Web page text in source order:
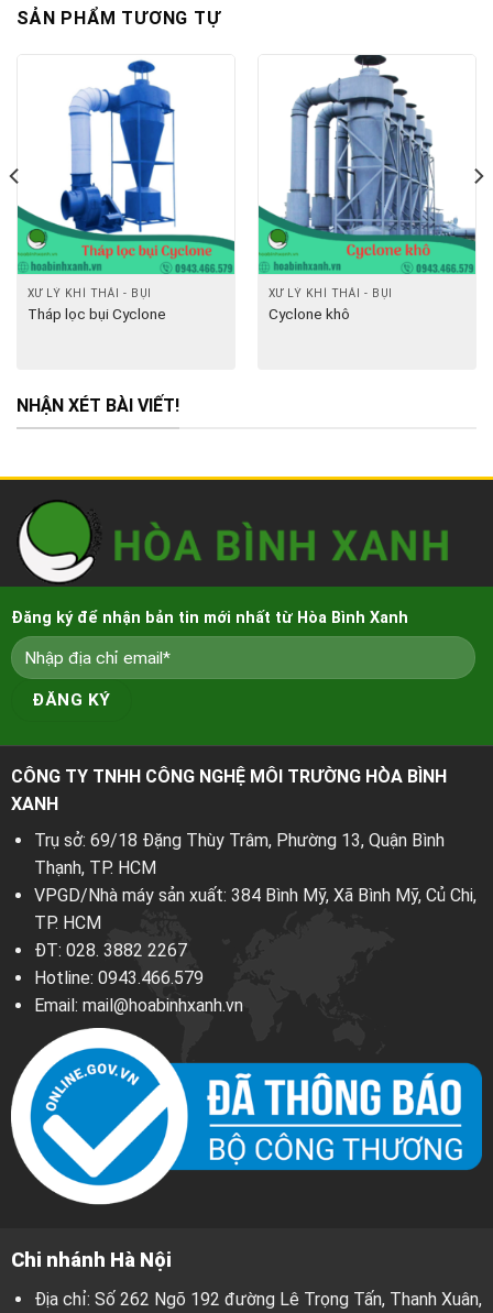
SẢN PHẨM TƯƠNG TỰ
XỬ LÝ KHÍ THẢI - BỤI
Tháp lọc bụi Cyclone
XỬ LÝ KHÍ THẢI - BỤI
Cyclone khô
NHẬN XÉT BÀI VIẾT!
Đăng ký để nhận bản tin mới nhất từ Hòa Bình Xanh
CÔNG TY TNHH CÔNG NGHỆ MÔI TRƯỜNG HÒA BÌNH
XANH
Trụ sở: 69/18 Đặng Thùy Trâm, Phường 13, Quận Bình
Thạnh, TP. HCM
VPGD/Nhà máy sản xuất: 384 Bình Mỹ, Xã Bình Mỹ, Củ Chi,
TP. HCM
ĐT: 028. 3882 2267
Hotline: 0943.466.579
Email: mail@hoabinhxanh.vn
Chi nhánh Hà Nội
Địa chỉ: Số 262 Ngõ 192 đường Lê Trọng Tấn, Thanh Xuân,